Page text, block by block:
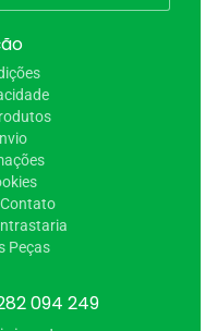
094 249
Peças